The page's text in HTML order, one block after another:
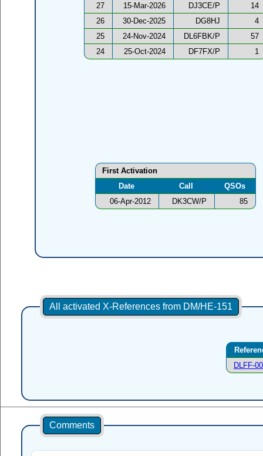
27
15-Mar-2026 DJ3CE/P
14
26
30-Dec-2025 DG8HJ
4
25
24-Nov-2024 DL6FBK/P
57
24
25-Oct-2024 DF7FX/P 1
First Activation
Date
Call
QSOs
06-Apr-2012
DK3CW/P 85
All activated X-References from DM/HE-151
DLFF-
Comments